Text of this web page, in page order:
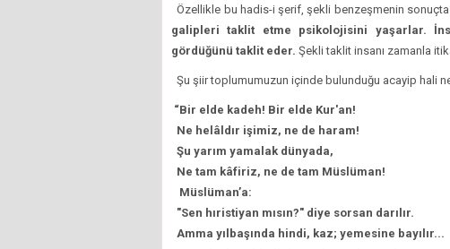
Özellikle bu hadis-i şerif, şekli benzeşmenin
galipleri taklit etme psikolojisini yaşarlar.
gördüğünü taklit eder. Şekli taklit insanı zamanla
Şu şiir toplumumuzun içinde bulunduğu acayip hali
“Bir elde kadeh! Bir elde Kur'an!
Ne helâldır işimiz, ne de haram!
Şu yarım yamalak dünyada,
Ne tam kâfiriz, ne de tam Müslüman!
Müslüman’a:
"Sen hıristiyan mısın?" diye sorsan darılır.
Amma yılbaşında hindi, kaz; yemesine bayılır...